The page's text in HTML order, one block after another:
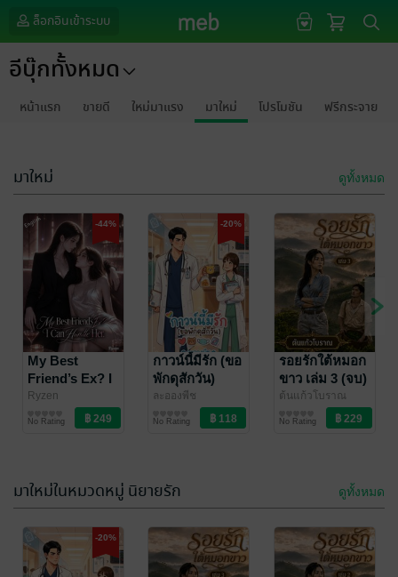
ล็อกอินเข้าระบบ
อีบุ๊กทั้งหมด
หน้าแรก ขายดี ใหม่มาแรง มาใหม่ โปรโมชัน ฟรีกระจาย
มาใหม่ ดูทั้งหมด
-44%
My Best
Friend’s Ex? I
Can Handle
Ryzen
Love/Yuri
No Rating
-20%
กาวน์นี้มีรัก (ขอ
พักดุสักวัน)
ละอองพีช
No Rating
รอยรักใต้หมอก
ขาว เล่ม 3 (จบ)
ต้นแก้วโบราณ
No Rating
มาใหม่ในหมวดหมู่ นิยายรัก ดูทั้งหมด
-20%